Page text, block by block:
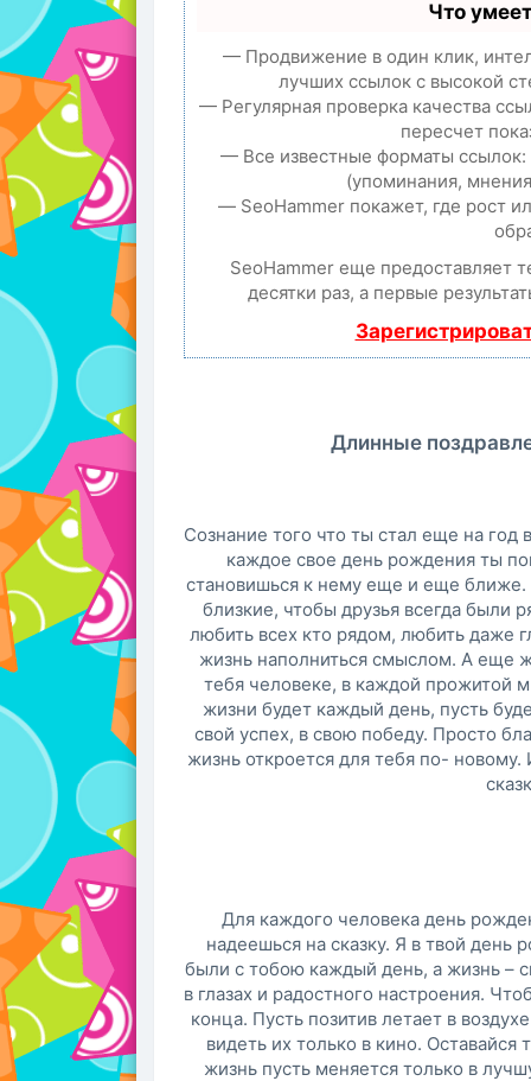
Что
— Продвижение в один клик,
лучших ссылок с высокой
— Регулярная проверка качества
пересчет
— Все известные форматы
(упоминания,
— SeoHammer покажет, где рост
SeoHammer еще предоставляет
десятки раз, а первые
Длинные
Сознание того что ты стал еще на год
каждое свое день рождения ты
становишься к нему еще и еще
близкие, чтобы друзья всегда
любить всех кто рядом, любить даже
жизнь наполниться смыслом. А еще
тебя человеке, в каждой прожитой
жизни будет каждый день, пусть
свой успех, в свою победу. Просто
жизнь откроется для тебя по-
Для каждого человека день
надеешься на сказку. Я в твой
были с тобою каждый день, а жизнь –
в глазах и радостного настроения.
конца. Пусть позитив летает в
видеть их только в кино.
жизнь пусть меняется только в